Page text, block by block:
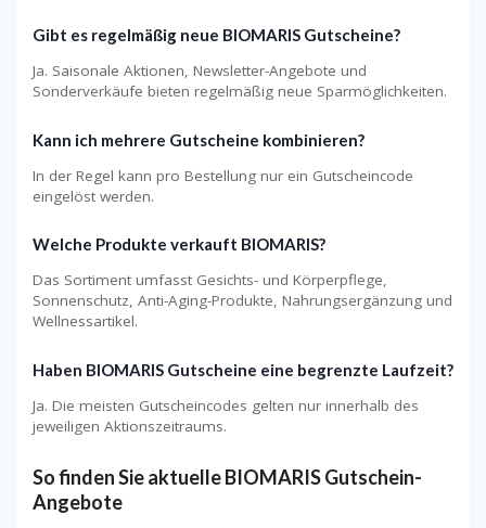
Gibt es regelmäßig neue BIOMARIS Gutscheine?
Ja. Saisonale Aktionen, Newsletter-Angebote und
Sonderverkäufe bieten regelmäßig neue Sparmöglichkeiten.
Kann ich mehrere Gutscheine kombinieren?
In der Regel kann pro Bestellung nur ein Gutscheincode
eingelöst werden.
Welche Produkte verkauft BIOMARIS?
Das Sortiment umfasst Gesichts- und Körperpflege,
Sonnenschutz, Anti-Aging-Produkte, Nahrungsergänzung und
Wellnessartikel.
Haben BIOMARIS Gutscheine eine begrenzte Laufzeit?
Ja. Die meisten Gutscheincodes gelten nur innerhalb des
jeweiligen Aktionszeitraums.
So finden Sie aktuelle BIOMARIS Gutschein-
Angebote